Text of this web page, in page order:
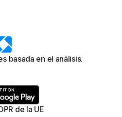
basada en el análisis.
de la UE